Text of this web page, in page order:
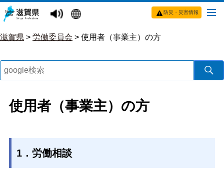
防災・災害情報
滋賀県 > 労働委員会 > 使用者（事業主）の方
使用者（事業主）の方
1．労働相談